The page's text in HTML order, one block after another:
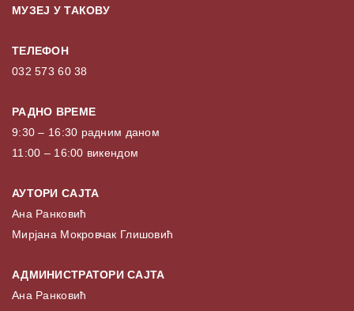
МУЗЕЈ У ТАКОВУ
ТЕЛЕФОН
032 573 60 38
РАДНО ВРЕМЕ
9:30 – 16:30 радним даном
11:00 – 16:00 викендом
АУТОРИ САЈТА
Ана Ранковић
Мирјана Мокровчак Глишовић
АДМИНИСТРАТОРИ САЈТА
Ана Ранковић